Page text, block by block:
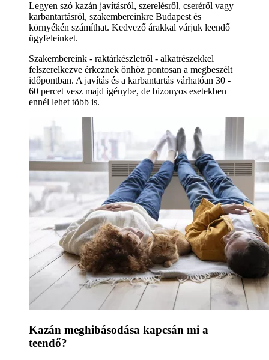
Legyen szó kazán javításról, szerelésről, cseréről vagy
karbantartásról, szakembereinkre Budapest és
környékén számíthat. Kedvező árakkal várjuk leendő
ügyfeleinket.
Szakembereink - raktárkészletről - alkatrészekkel
felszerelkezve érkeznek önhöz pontosan a megbeszélt
időpontban. A javítás és a karbantartás várhatóan 30 -
60 percet vesz majd igénybe, de bizonyos esetekben
ennél lehet több is.
Kazán meghibásodása kapcsán mi a
teendő?